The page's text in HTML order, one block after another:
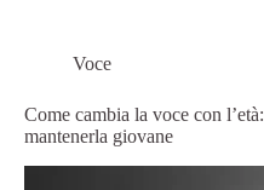
Voce
Come cambia la voce con
mantenerla giovane